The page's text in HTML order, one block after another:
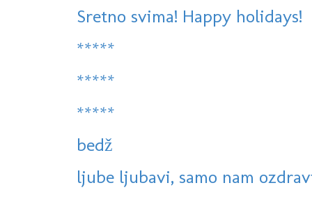
Sretno svima! Happy holidays!
*****
*****
*****
bedž
ljube ljubavi, samo nam